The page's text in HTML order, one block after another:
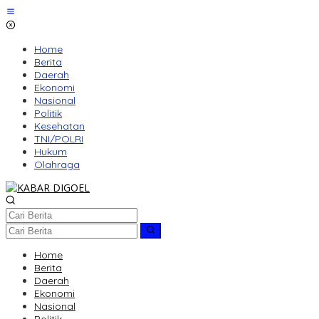
Lewati
ke
Home
Berita
Daerah
Ekonomi
Nasional
Politik
Kesehatan
TNI/POLRI
Hukum
Olahraga
Home
Berita
Daerah
Ekonomi
Nasional